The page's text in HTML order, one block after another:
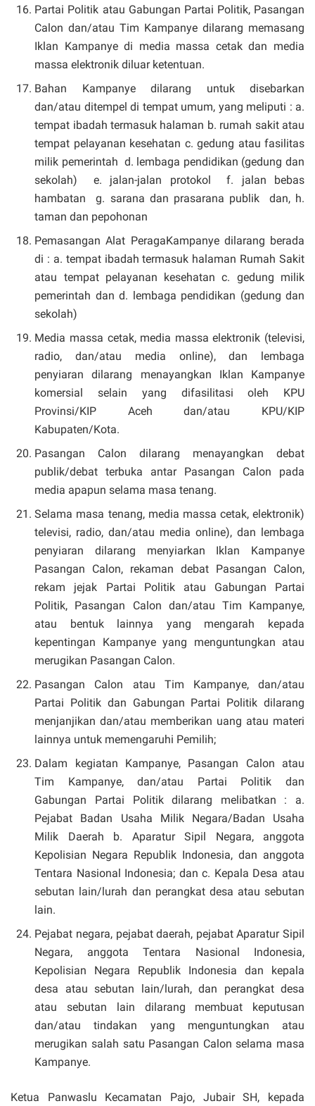
Partai Politik atau Gabungan Partai Politik, Pasangan
Calon dan/atau Tim Kampanye dilarang memasang
Iklan Kampanye di media massa cetak dan media
massa elektronik diluar ketentuan.
Bahan Kampanye dilarang untuk disebarkan
dan/atau ditempel di tempat umum, yang meliputi : a.
tempat ibadah termasuk halaman b. rumah sakit atau
tempat pelayanan kesehatan c. gedung atau fasilitas
milik pemerintah d. lembaga pendidikan (gedung dan
sekolah) e. jalan-jalan protokol f. jalan bebas
hambatan g. sarana dan prasarana publik dan, h.
taman dan pepohonan
Pemasangan Alat PeragaKampanye dilarang berada
di : a. tempat ibadah termasuk halaman Rumah Sakit
atau tempat pelayanan kesehatan c. gedung milik
pemerintah dan d. lembaga pendidikan (gedung dan
sekolah)
Media massa cetak, media massa elektronik (televisi,
radio, dan/atau media online), dan lembaga
penyiaran dilarang menayangkan Iklan Kampanye
komersial selain yang difasilitasi oleh KPU
Provinsi/KIP Aceh dan/atau KPU/KIP
Kabupaten/Kota.
Pasangan Calon dilarang menayangkan debat
publik/debat terbuka antar Pasangan Calon pada
media apapun selama masa tenang.
Selama masa tenang, media massa cetak, elektronik)
televisi, radio, dan/atau media online), dan lembaga
penyiaran dilarang menyiarkan Iklan Kampanye
Pasangan Calon, rekaman debat Pasangan Calon,
rekam jejak Partai Politik atau Gabungan Partai
Politik, Pasangan Calon dan/atau Tim Kampanye,
atau bentuk lainnya yang mengarah kepada
kepentingan Kampanye yang menguntungkan atau
merugikan Pasangan Calon.
Pasangan Calon atau Tim Kampanye, dan/atau
Partai Politik dan Gabungan Partai Politik dilarang
menjanjikan dan/atau memberikan uang atau materi
lainnya untuk memengaruhi Pemilih;
Dalam kegiatan Kampanye, Pasangan Calon atau
Tim Kampanye, dan/atau Partai Politik dan
Gabungan Partai Politik dilarang melibatkan : a.
Pejabat Badan Usaha Milik Negara/Badan Usaha
Milik Daerah b. Aparatur Sipil Negara, anggota
Kepolisian Negara Republik Indonesia, dan anggota
Tentara Nasional Indonesia; dan c. Kepala Desa atau
sebutan lain/lurah dan perangkat desa atau sebutan
lain.
Pejabat negara, pejabat daerah, pejabat Aparatur Sipil
Negara, anggota Tentara Nasional Indonesia,
Kepolisian Negara Republik Indonesia dan kepala
desa atau sebutan lain/lurah, dan perangkat desa
atau sebutan lain dilarang membuat keputusan
dan/atau tindakan yang menguntungkan atau
merugikan salah satu Pasangan Calon selama masa
Kampanye.
Ketua Panwaslu Kecamatan Pajo, Jubair SH, kepada